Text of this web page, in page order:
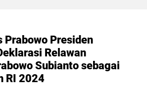
Prabowo Presiden
Relawan
Subianto sebagai
RI 2024